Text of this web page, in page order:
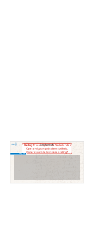
Leg kort uit:
Stelling: Er was tijdens de Nederlandse
Opstand geengodsdienstvrijheid.
Ondersteunt de bron deze stelling?
Leg uit!